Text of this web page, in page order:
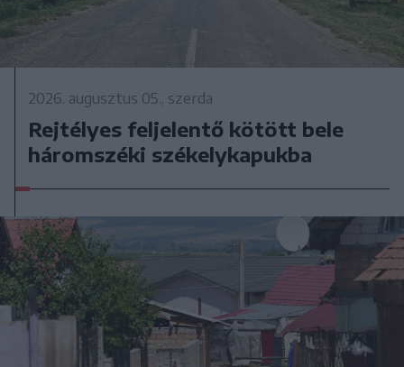
2026. augusztus 05., szerda
Rejtélyes feljelentő kötött bele
háromszéki székelykapukba